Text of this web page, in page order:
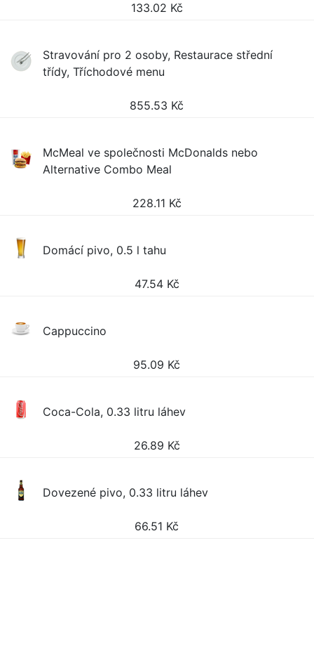
133.02 Kč
Stravování pro 2 osoby, Restaurace střední
třídy, Tříchodové menu
855.53 Kč
McMeal ve společnosti McDonalds nebo
Alternative Combo Meal
228.11 Kč
Domácí pivo, 0.5 l tahu
47.54 Kč
Cappuccino
95.09 Kč
Coca-Cola, 0.33 litru láhev
26.89 Kč
Dovezené pivo, 0.33 litru láhev
66.51 Kč